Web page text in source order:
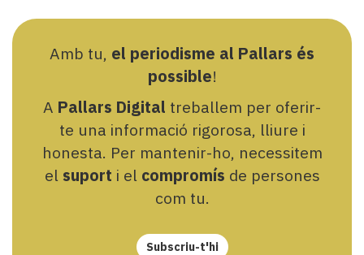
Amb tu, el periodisme al Pallars és
possible!
A Pallars Digital treballem per oferir-
te una informació rigorosa, lliure i
honesta. Per mantenir-ho, necessitem
el suport i el compromís de persones
com tu.
Subscriu-t'hi